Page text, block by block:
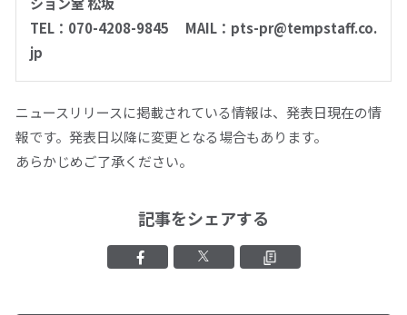
TEL ：070-4208-9845 MAIL ：pts-pr@tempstaff.co.
jp
ニュースリリースに掲載されている情報は、発表日現在の情
報です。発表日以降に変更となる場合もあります。
あらかじめご了承ください。
記事をシェアする
Facebookでシェアする
Xでシェアする